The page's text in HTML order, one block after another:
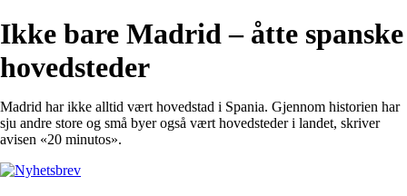
Ikke bare Madrid – åtte spanske
hovedsteder
Madrid har ikke alltid vært hovedstad i Spania. Gjennom historien har
sju andre store og små byer også vært hovedsteder i landet, skriver
avisen «20 minutos».